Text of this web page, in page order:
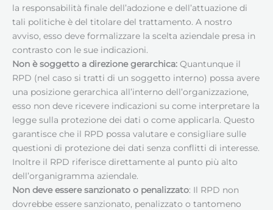
la responsabilità finale dell’adozione e dell’attuazione di
tali politiche è del titolare del trattamento. A nostro
avviso, esso deve formalizzare la scelta aziendale presa in
contrasto con le sue indicazioni.
Non è soggetto a direzione gerarchica: Quantunque il
RPD (nel caso si tratti di un soggetto interno) possa avere
una posizione gerarchica all’interno dell’organizzazione,
esso non deve ricevere indicazioni su come interpretare la
legge sulla protezione dei dati o come applicarla. Questo
garantisce che il RPD possa valutare e consigliare sulle
questioni di protezione dei dati senza conflitti di interesse.
Inoltre il RPD riferisce direttamente al punto più alto
dell’organigramma aziendale.
Non deve essere sanzionato o penalizzato: Il RPD non
dovrebbe essere sanzionato, penalizzato o tantomeno